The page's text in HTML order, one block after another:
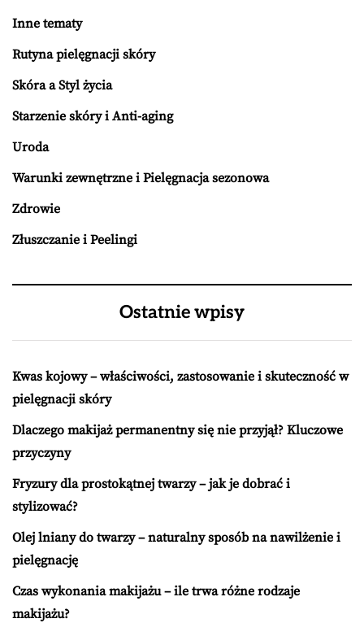
Inne tematy
Rutyna pielęgnacji skóry
Skóra a Styl życia
Starzenie skóry i Anti-aging
Uroda
Warunki zewnętrzne i Pielęgnacja sezonowa
Zdrowie
Złuszczanie i Peelingi
Ostatnie wpisy
Kwas kojowy – właściwości, zastosowanie i skuteczność w
pielęgnacji skóry
Dlaczego makijaż permanentny się nie przyjął? Kluczowe
przyczyny
Fryzury dla prostokątnej twarzy – jak je dobrać i
stylizować?
Olej lniany do twarzy – naturalny sposób na nawilżenie i
pielęgnację
Czas wykonania makijażu – ile trwa różne rodzaje
makijażu?